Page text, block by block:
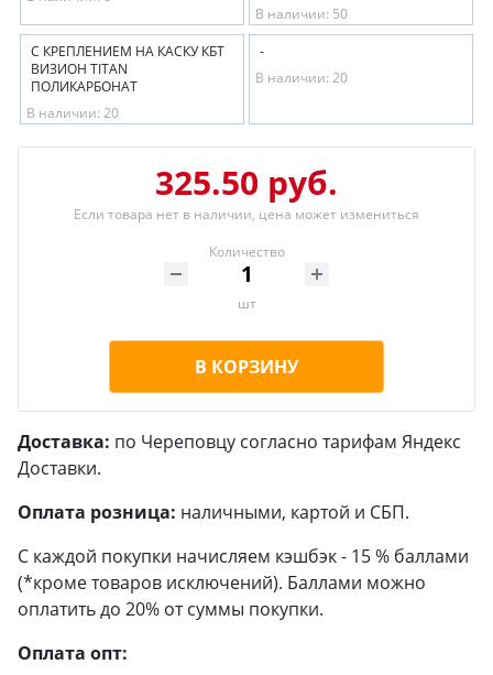
В наличии: 50
С КРЕПЛЕНИЕМ НА КАСКУ КБТ
ВИЗИОН TITAN
ПОЛИКАРБОНАТ
В наличии: 20
-
В наличии: 20
325.50 руб.
Если товара нет в наличии, цена может измениться
Количество
шт
В КОРЗИНУ
Доставка: по Череповцу согласно тарифам Яндекс
Доставки.
Оплата розница: наличными, картой и СБП.
С каждой покупки начисляем кэшбэк - 15 % баллами
(*кроме товаров исключений). Баллами можно
оплатить до 20% от суммы покупки.
Оплата опт: